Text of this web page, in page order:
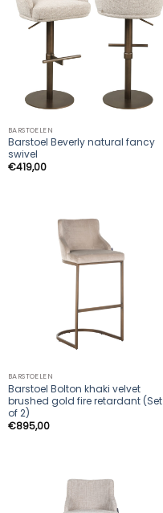
BARSTOELEN
Barstoel Beverly natural fancy
swivel
€419,00
BARSTOELEN
Barstoel Bolton khaki velvet
brushed gold fire retardant (Set
of 2)
€895,00